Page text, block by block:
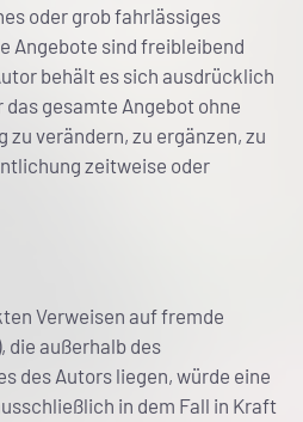
oder grob fahrlässiges
Angebote sind freibleibend
behält es sich ausdrücklich
das gesamte Angebot ohne
zu verändern, zu ergänzen, zu
zeitweise oder
Verweisen auf fremde
die außerhalb des
des Autors liegen, würde eine
in dem Fall in Kraft